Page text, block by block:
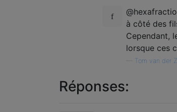
à côté des
Cependant,
lorsque ces
Tom van der
Réponses: